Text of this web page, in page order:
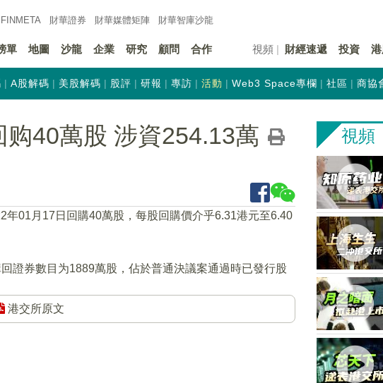
FINMETA 財華證券 財華媒體矩陣 財華智庫沙龍
單 地圖 沙龍 企業 研究 顧問 合作 視頻 財經速遞 投資
A股解碼 美股解碼 股評 研報 專訪 活動 Web3 Space專欄 社區 商協
40萬股 涉資254.13萬
年01月17日回購40萬股，每股回購價介乎6.31港元至6.40
證券數目为1889萬股，佔於普通決議案通過時已發行股
港交所原文
視頻